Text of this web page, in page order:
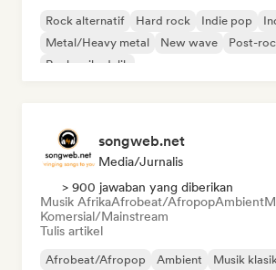
Rock alternatif Hard rock Indie pop
Metal/Heavy metal
New wave
Post-
Rock psikedelik
songweb.net
Media/Jurnalis
> 900 jawaban yang diberikan
Musik AfrikaAfrobeat/AfropopAmbient
Komersial/Mainstream
Tulis artikel
Afrobeat/Afropop Ambient Musik